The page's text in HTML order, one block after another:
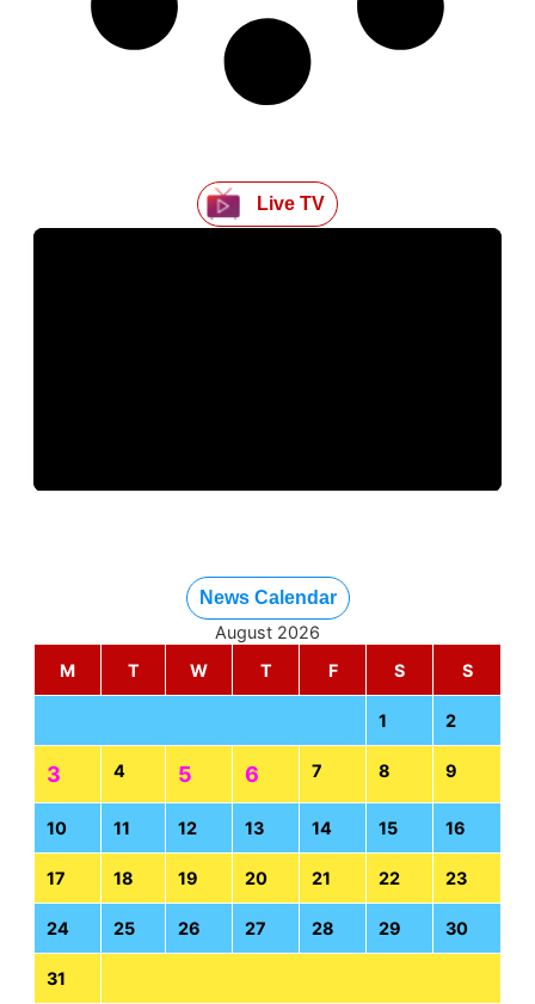
Live TV
News Calendar
August 2026
M
T W T F S S
1 2
3 4 5 6 7 8 9
10 11 12 13 14 15 16
17 18 19 20 21 22 23
24 25 26 27 28 29 30
31